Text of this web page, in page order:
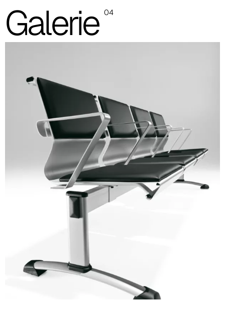
consulter le nuancier avec les échantillons réels.
Planet (Cat. A - Similicuir)
Galerie 04